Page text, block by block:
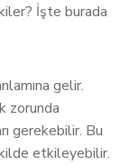
İşte burada
gelir.
zorunda
gerekebilir. Bu
etkileyebilir.